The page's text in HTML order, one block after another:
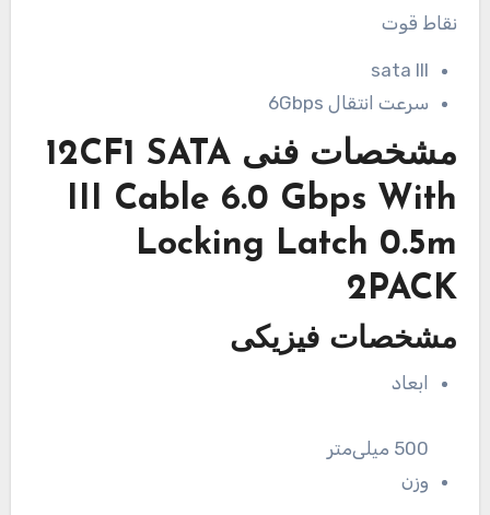
نقاط قوت
sata III
سرعت انتقال 6Gbps
مشخصات فنی 12CF1 SATA
III Cable 6.0 Gbps With
Locking Latch 0.5m
2PACK
مشخصات فیزیکی
ابعاد
500 میلی‌متر
وزن